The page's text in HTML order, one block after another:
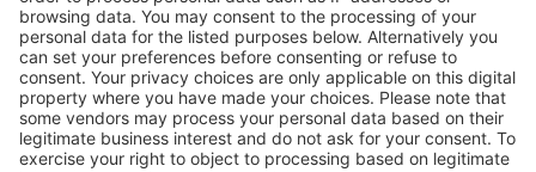
Unterkünfte, die Sie mögen
Wählen Sie aus über 1,3 Millionen Unterkünften: Hotels,
Hütten, Apartments und andere.